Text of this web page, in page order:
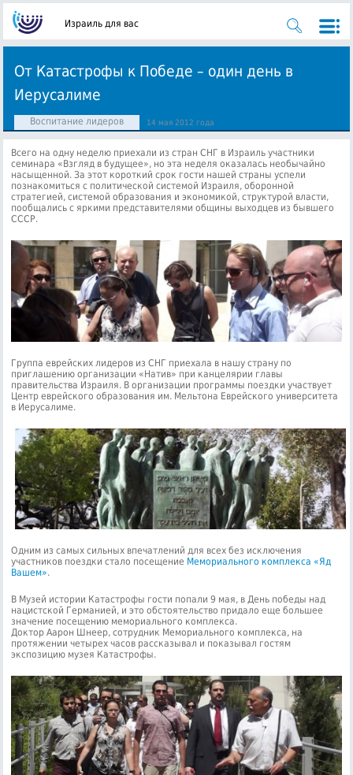
Израиль для вас
От Катастрофы к Победе – один день в
Иерусалиме
Воспитание лидеров 14 мая 2012 года
Всего на одну неделю приехали из стран СНГ в Израиль участники
семинара «Взгляд в будущее», но эта неделя оказалась необычайно
насыщенной. За этот короткий срок гости нашей страны успели
познакомиться с политической системой Израиля, оборонной
стратегией, системой образования и экономикой, структурой власти,
пообщались с яркими представителями общины выходцев из бывшего
СССР.
Группа еврейских лидеров из СНГ приехала в нашу страну по
приглашению организации «Натив» при канцелярии главы
правительства Израиля. В организации программы поездки участвует
Центр еврейского образования им. Мельтона Еврейского университета
в Иерусалиме.
Одним из самых сильных впечатлений для всех без исключения
участников поездки стало посещение Мемориального комплекса «Яд
Вашем».
В Музей истории Катастрофы гости попали 9 мая, в День победы над
нацистской Германией, и это обстоятельство придало еще большее
значение посещению мемориального комплекса.
Доктор Аарон Шнеер, сотрудник Мемориального комплекса, на
протяжении четырех часов рассказывал и показывал гостям
экспозицию музея Катастрофы.